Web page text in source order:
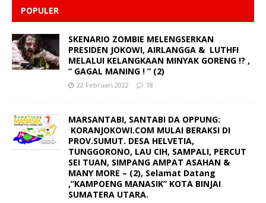
POPULER
SKENARIO ZOMBIE MELENGSERKAN
PRESIDEN JOKOWI, AIRLANGGA & LUTHFI
MELALUI KELANGKAAN MINYAK GORENG !? ,
“ GAGAL MANING ! ” (2)
22 Februari 2022 18
MARSANTABI, SANTABI DA OPPUNG:
KORANJOKOWI.COM MULAI BERAKSI DI
PROV.SUMUT. DESA HELVETIA,
TUNGGORONO, LAU CIH, SAMPALI, PERCUT
SEI TUAN, SIMPANG AMPAT ASAHAN &
MANY MORE – (2), Selamat Datang
,”KAMPOENG MANASIK” KOTA BINJAI
SUMATERA UTARA.